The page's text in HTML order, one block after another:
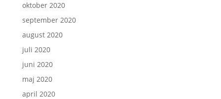
oktober 2020
september 2020
august 2020
juli 2020
juni 2020
maj 2020
april 2020